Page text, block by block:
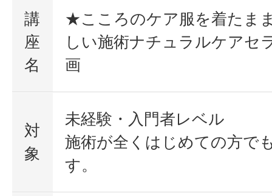
講
座
名
★こころのケア服を着たま
しい施術ナチュラルケアセ
画
対
象
未経験・入門者レベル
施術が全くはじめての方で
す。